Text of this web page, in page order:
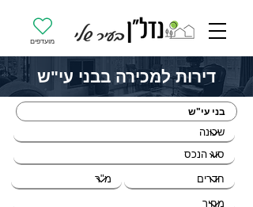
מועדפים
דירות למכירה בבני עי"ש